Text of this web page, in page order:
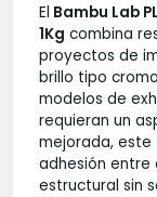
El Bambu Lab
1Kg combina
proyectos de
brillo tipo
modelos de
requieran un
mejorada,
adhesión entre
estructural sin